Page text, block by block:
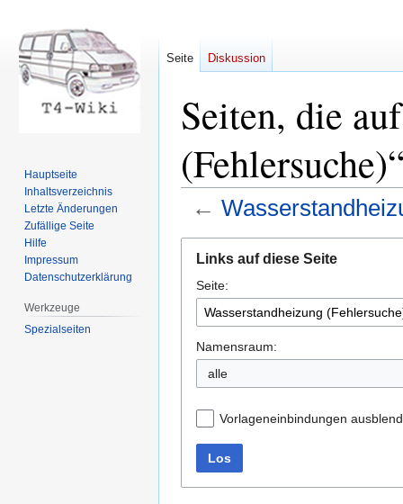
Seiten, die
←
Navigation
springen
Suche
springen
Links auf diese Seite
Seite:
Namensraum:
Vorlageneinbindungen
Los
Seite Diskussion
Hauptseite
Inhaltsverzeichnis
Letzte Änderungen
Zufällige Seite
Hilfe
Impressum
Datenschutzerklärung
Werkzeuge
Spezialseiten